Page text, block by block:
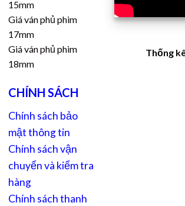
15mm
Giá ván phủ phim
17mm
Giá ván phủ phim
18mm
CHÍNH SÁCH
Chính sách bảo
mật thông tin
Chính sách vận
chuyển và kiểm tra
hàng
Chính sách thanh
Thống